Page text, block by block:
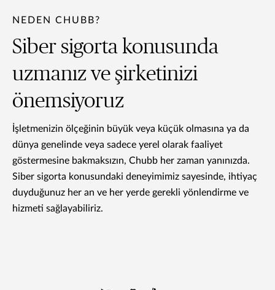
NEDEN CHUBB?
Siber sigorta konusunda
uzmanız ve şirketinizi
önemsiyoruz
İşletmenizin ölçeğinin büyük veya küçük olmasına ya da
dünya genelinde veya sadece yerel olarak faaliyet
göstermesine bakmaksızın, Chubb her zaman yanınızda.
Siber sigorta konusundaki deneyimimiz sayesinde, ihtiyaç
duyduğunuz her an ve her yerde gerekli yönlendirme ve
hizmeti sağlayabiliriz.